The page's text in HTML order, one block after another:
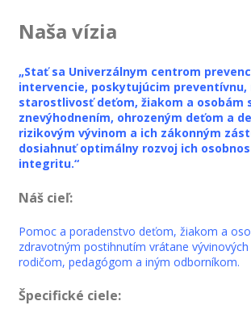
Naša vízia
„Stať sa Univerzálnym centrom
intervencie, poskytujúcim
starostlivosť deťom, žiakom a osobám
znevýhodnením, ohrozeným deťom a
rizikovým vývinom a ich zákonným
dosiahnuť optimálny rozvoj ich
integritu.“
Náš cieľ:
Pomoc a poradenstvo deťom, žiakom a
zdravotným postihnutím vrátane
rodičom, pedagógom a iným odborníkom.
Špecifické ciele: